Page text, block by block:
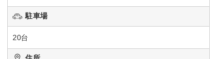
駐車場
20台